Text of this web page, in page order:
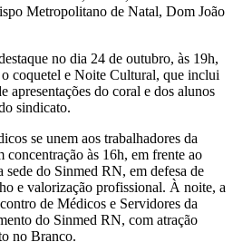
Metropolitano de Natal, Dom João
no dia 24 de outubro, às 19h,
coquetel e Noite Cultural, que inclui
apresentações do coral e dos alunos
sindicato.
se unem aos trabalhadores da
concentração às 16h, em frente ao
do Sinmed RN, em defesa de
e valorização profissional. À noite, a
de Médicos e Servidores da
do Sinmed RN, com atração
no Branco.